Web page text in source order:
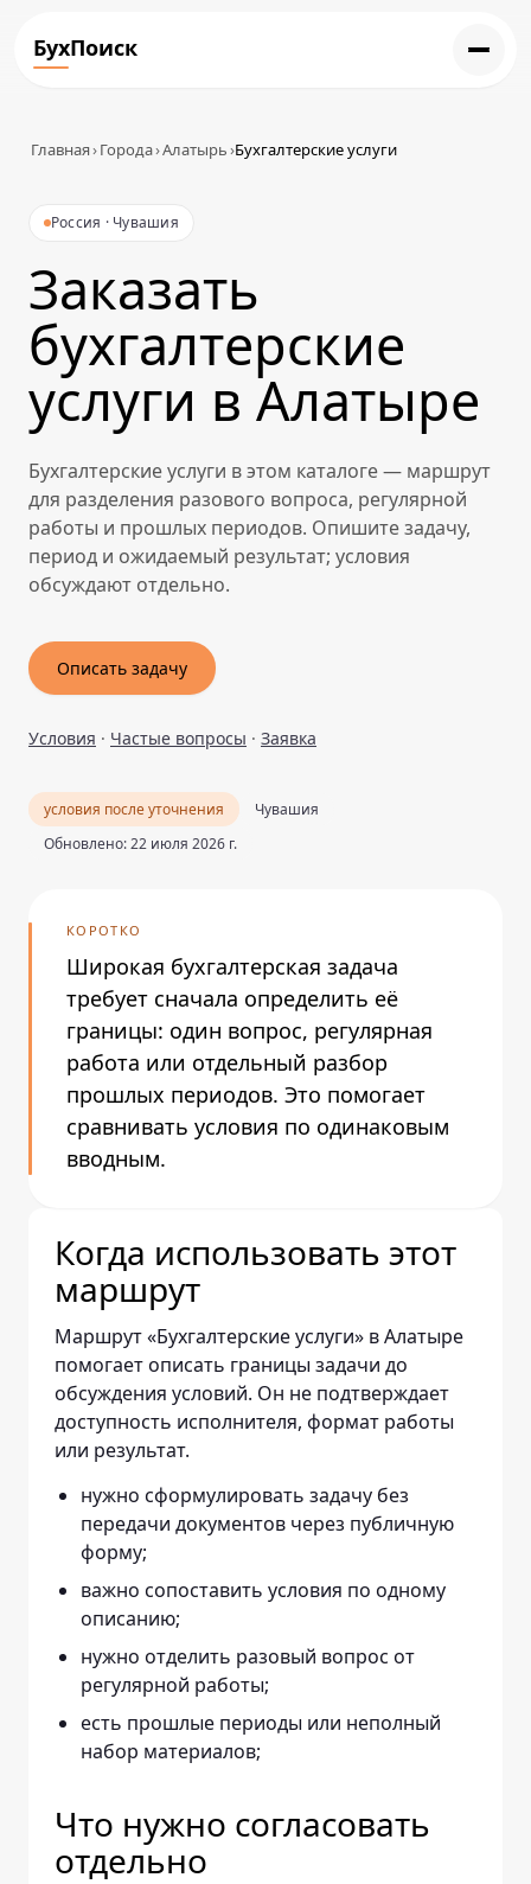
БухПоиск
Главная›Города›Алатырь›Бухгалтерские услуги
Россия · Чувашия
Заказать
бухгалтерские
услуги в Алатыре
Бухгалтерские услуги в этом каталоге — маршрут
для разделения разового вопроса, регулярной
работы и прошлых периодов. Опишите задачу,
период и ожидаемый результат; условия
обсуждают отдельно.
Описать задачу
Условия · Частые вопросы · Заявка
условия после уточнения
Чувашия
Обновлено: 22 июля 2026 г.
КОРОТКО
Широкая бухгалтерская задача
требует сначала определить её
границы: один вопрос, регулярная
работа или отдельный разбор
прошлых периодов. Это помогает
сравнивать условия по одинаковым
вводным.
Когда использовать этот
маршрут
Маршрут «Бухгалтерские услуги» в Алатыре
помогает описать границы задачи до
обсуждения условий. Он не подтверждает
доступность исполнителя, формат работы
или результат.
нужно сформулировать задачу без
передачи документов через публичную
форму;
важно сопоставить условия по одному
описанию;
нужно отделить разовый вопрос от
регулярной работы;
есть прошлые периоды или неполный
набор материалов;
Что нужно согласовать
отдельно